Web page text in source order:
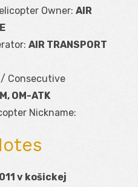
Owner: AIR
AIR TRANSPORT
Consecutive
OM-ATK
Nickname:
v košickej